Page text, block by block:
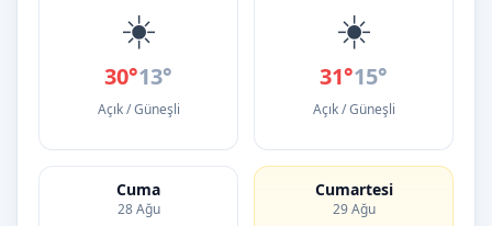
☀️
30°13°
Açık / Güneşli
☀️
31°15°
Açık / Güneşli
Cuma
28 Ağu
Cumartesi
29 Ağu